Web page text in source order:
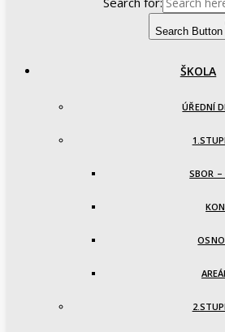
Search Button
ŠKOLA
ÚŘEDNÍ
SBOR –